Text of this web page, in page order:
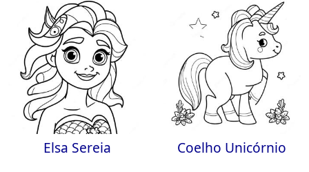
Elsa Sereia Coelho Unicórnio